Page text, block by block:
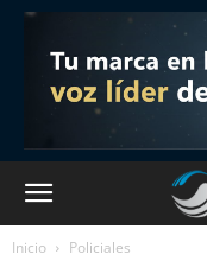
Inicio Policiales